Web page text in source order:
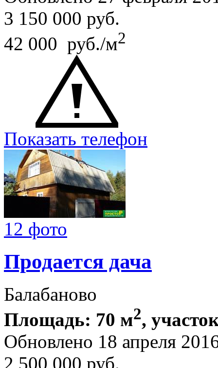
3 150 000 руб.
42 000 руб./м2
Показать телефон
12 фото
Продается дача
Балабаново
Площадь: 70 м2,
Обновлено 18 апреля
2 500 000 руб.